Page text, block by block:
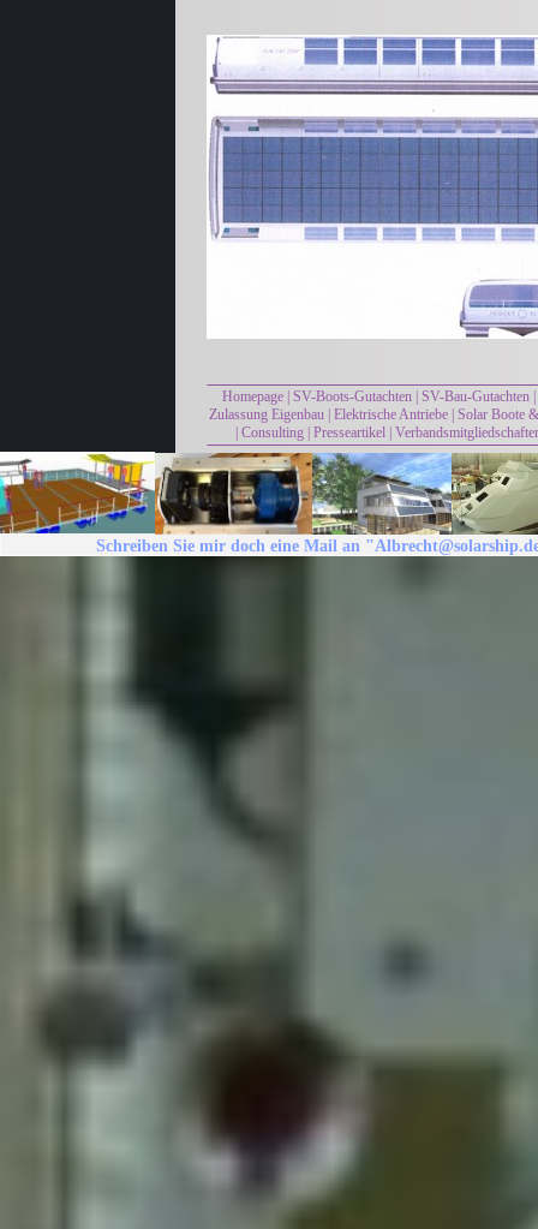
Homepage SV-Boots-Gutachten SV-Bau-Gutachten
Zulassung Eigenbau Elektrische Antriebe Solar Boote
Consulting| Presseartikel|
Schreiben Sie mir doch eine Mail an